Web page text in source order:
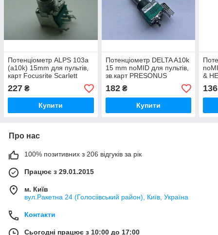
Потенціометр ALPS 103a
(a10k) 15mm для пультів,
карт Focusrite Scarlett
18i8, 2i2, 2i4, 6i6
227 ₴
Купити
Потенціометр DELTA A10k
15 mm noMID для пультів,
зв.карт PRESONUS
182₴
Купити
&
136
Про нас
100% позитивних з 206 відгуків за рік
Працює з 29.01.2015
м. Київ
вул.Ракетна 24 (Голосіівський район), Київ, Україна
Контакти
Сьогодні працює з 10:00 до 17:00